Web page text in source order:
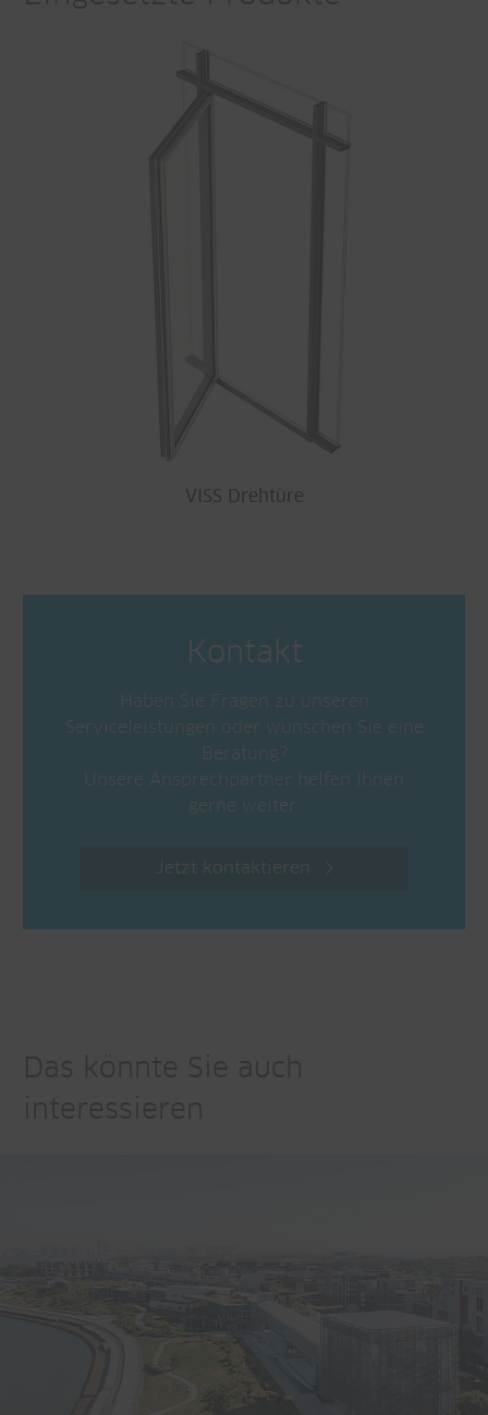
VISS Drehtüre
Kontakt
Haben Sie Fragen zu unseren
Serviceleistungen oder wünschen Sie eine
Beratung?
Unsere Ansprechpartner helfen Ihnen
gerne weiter.
Jetzt kontaktieren